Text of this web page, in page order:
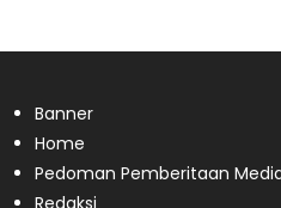
Banner
Home
Pedoman Pemberitaan
Redaksi